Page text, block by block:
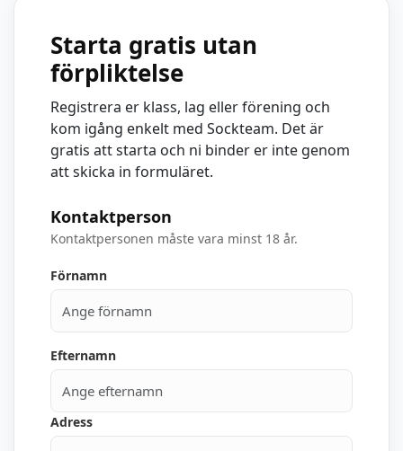
Starta gratis utan
förpliktelse
Registrera er klass, lag eller förening och
kom igång enkelt med Sockteam. Det är
gratis att starta och ni binder er inte genom
att skicka in formuläret.
Kontaktperson
Kontaktpersonen måste vara minst 18 år.
Förnamn
Efternamn
Adress